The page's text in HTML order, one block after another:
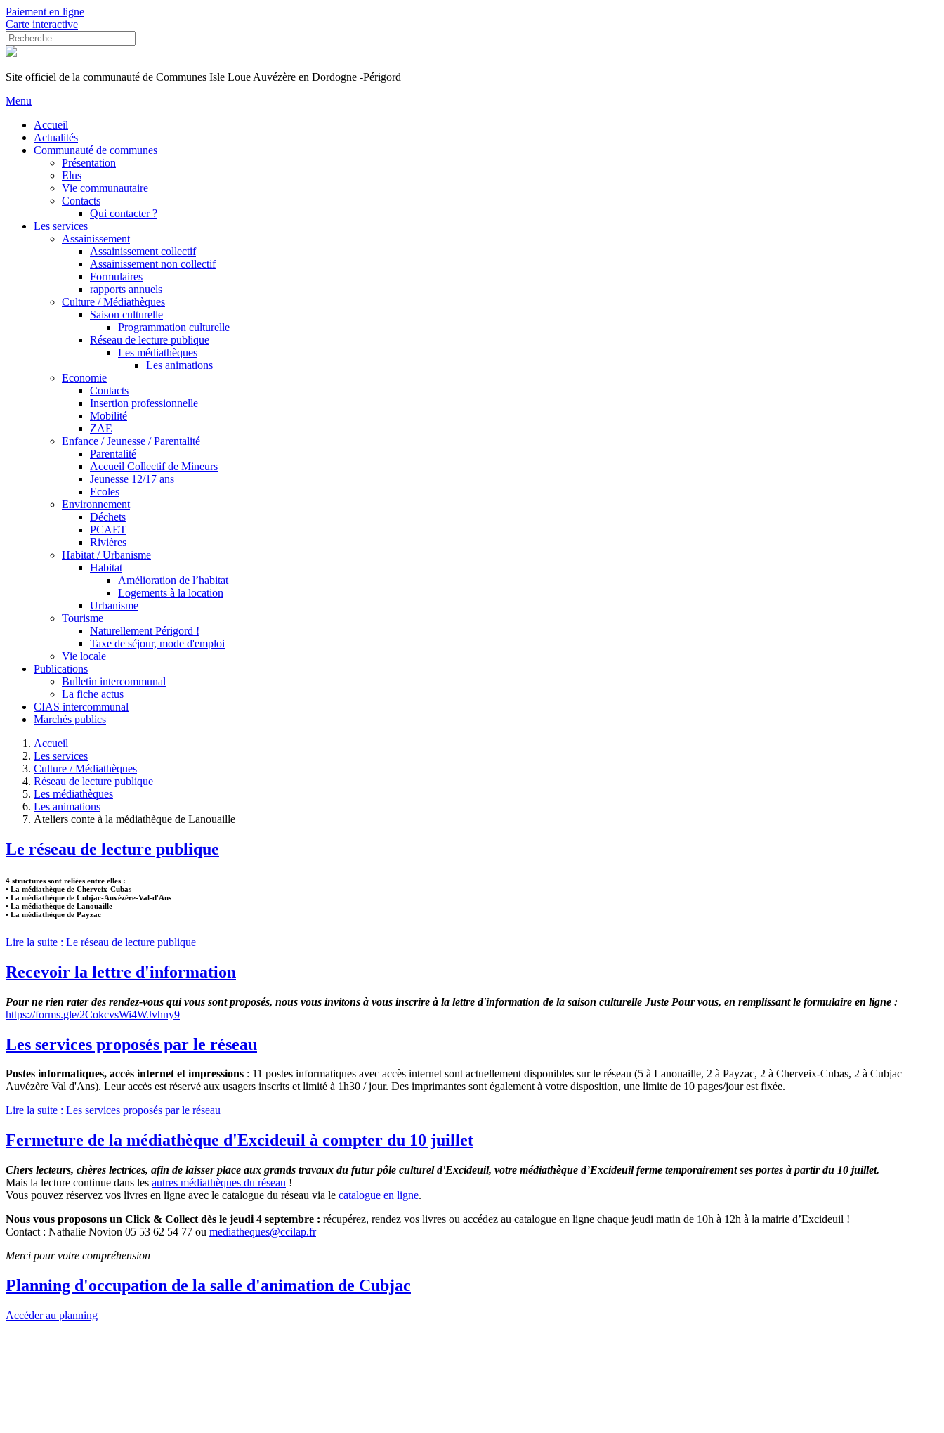
Paiement en ligne
Carte interactive
Site officiel de la communauté de Communes Isle Loue Auvézère en Dordogne -Périgord
Menu
Accueil
Actualités
Communauté de communes
Présentation
Elus
Vie communautaire
Contacts
Qui contacter ?
Les services
Assainissement
Assainissement collectif
Assainissement non collectif
Formulaires
rapports annuels
Culture / Médiathèques
Saison culturelle
Programmation culturelle
Réseau de lecture publique
Les médiathèques
Les animations
Economie
Contacts
Insertion professionnelle
Mobilité
ZAE
Enfance / Jeunesse / Parentalité
Parentalité
Accueil Collectif de Mineurs
Jeunesse 12/17 ans
Ecoles
Environnement
Déchets
PCAET
Rivières
Habitat / Urbanisme
Habitat
Amélioration de l’habitat
Logements à la location
Urbanisme
Tourisme
Naturellement Périgord !
Taxe de séjour, mode d'emploi
Vie locale
Publications
Bulletin intercommunal
La fiche actus
CIAS intercommunal
Marchés publics
Accueil
Les services
Culture / Médiathèques
Réseau de lecture publique
Les médiathèques
Les animations
Ateliers conte à la médiathèque de Lanouaille
Le réseau de lecture publique
4 structures sont reliées entre elles :
• La médiathèque de Cherveix-Cubas
• La médiathèque de Cubjac-Auvézère-Val-d'Ans
• La médiathèque de Lanouaille
• La médiathèque de Payzac
Lire la suite : Le réseau de lecture publique
Recevoir la lettre d'information
Pour ne rien rater des rendez-vous qui vous sont proposés, nous vous invitons à vous inscrire à la lettre d'information de la saison culturelle Juste Pour vous, en remplissant le formulaire en ligne :
https://forms.gle/2CokcvsWi4WJvhny9
Les services proposés par le réseau
Postes informatiques, accès internet et impressions : 11 postes informatiques avec accès internet sont actuellement disponibles sur le réseau (5 à Lanouaille, 2 à Payzac, 2 à Cherveix-Cubas, 2 à Cubjac
Auvézère Val d'Ans). Leur accès est réservé aux usagers inscrits et limité à 1h30 / jour. Des imprimantes sont également à votre disposition, une limite de 10 pages/jour est fixée.
Lire la suite : Les services proposés par le réseau
Fermeture de la médiathèque d'Excideuil à compter du 10 juillet
Chers lecteurs, chères lectrices, afin de laisser place aux grands travaux du futur pôle culturel d'Excideuil, votre médiathèque d’Excideuil ferme temporairement ses portes à partir du 10 juillet.
Mais la lecture continue dans les autres médiathèques du réseau !
Vous pouvez réservez vos livres en ligne avec le catalogue du réseau via le catalogue en ligne.
Nous vous proposons un Click & Collect dès le jeudi 4 septembre : récupérez, rendez vos livres ou accédez au catalogue en ligne chaque jeudi matin de 10h à 12h à la mairie d’Excideuil !
Contact : Nathalie Novion 05 53 62 54 77 ou mediatheques@ccilap.fr
Merci pour votre compréhension
Planning d'occupation de la salle d'animation de Cubjac
Accéder au planning